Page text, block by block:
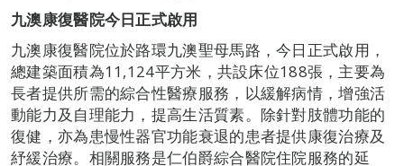
九澳康復醫院今日正式啟用
九澳康復醫院位於路環九澳聖母馬路，今日正式啟用，
總建築面積為11,124平方米，共設床位188張，主要為
長者提供所需的綜合性醫療服務，以緩解病情，增強活
動能力及自理能力，提高生活質素。除針對肢體功能的
復健，亦為患慢性器官功能衰退的患者提供康復治療及
紓緩治療。相關服務是仁伯爵綜合醫院住院服務的延